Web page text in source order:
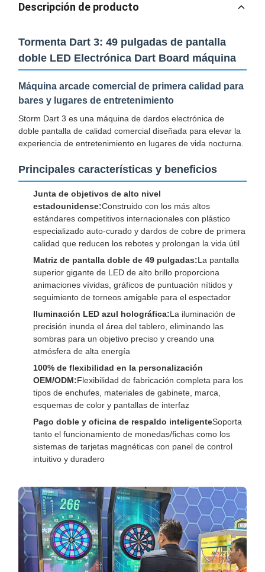
Descripción de producto
Tormenta Dart 3: 49 pulgadas de pantalla
doble LED Electrónica Dart Board máquina
Máquina arcade comercial de primera calidad para
bares y lugares de entretenimiento
Storm Dart 3 es una máquina de dardos electrónica de
doble pantalla de calidad comercial diseñada para elevar la
experiencia de entretenimiento en lugares de vida nocturna.
Principales características y beneficios
Junta de objetivos de alto nivel
estadounidense:Construido con los más altos
estándares competitivos internacionales con plástico
especializado auto-curado y dardos de cobre de primera
calidad que reducen los rebotes y prolongan la vida útil
Matriz de pantalla doble de 49 pulgadas:La pantalla
superior gigante de LED de alto brillo proporciona
animaciones vívidas, gráficos de puntuación nítidos y
seguimiento de torneos amigable para el espectador
Iluminación LED azul holográfica:La iluminación de
precisión inunda el área del tablero, eliminando las
sombras para un objetivo preciso y creando una
atmósfera de alta energía
100% de flexibilidad en la personalización
OEM/ODM:Flexibilidad de fabricación completa para los
tipos de enchufes, materiales de gabinete, marca,
esquemas de color y pantallas de interfaz
Pago doble y oficina de respaldo inteligenteSoporta
tanto el funcionamiento de monedas/fichas como los
sistemas de tarjetas magnéticas con panel de control
intuitivo y duradero